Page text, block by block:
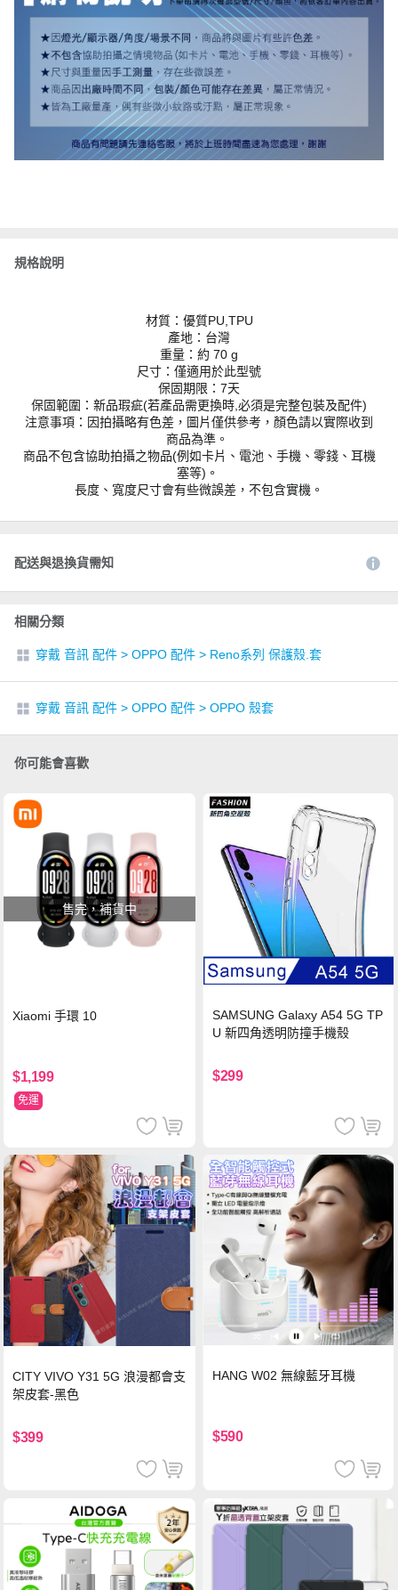
規格說明
材質：優質PU,TPU
產地：台灣
重量：約 70 g
尺寸：僅適用於此型號
保固期限：7天
保固範圍：新品瑕疵(若產品需更換時,必須是完整包裝及配件)
注意事項：因拍攝略有色差，圖片僅供參考，顏色請以實際收到
商品為準。
商品不包含協助拍攝之物品(例如卡片、電池、手機、零錢、耳機
塞等)。
長度、寬度尺寸會有些微誤差，不包含實機。
配送與退換貨需知
相關分類
穿戴 音訊 配件 > OPPO 配件 > Reno系列 保護殼.套
穿戴 音訊 配件 > OPPO 配件 > OPPO 殼套
你可能會喜歡
售完，補貨中
Xiaomi 手環 10
$1,199
免運
SAMSUNG Galaxy A54 5G TP
U 新四角透明防撞手機殼
$299
CITY VIVO Y31 5G 浪漫都會支
架皮套-黑色
$399
HANG W02 無線藍牙耳機
$590